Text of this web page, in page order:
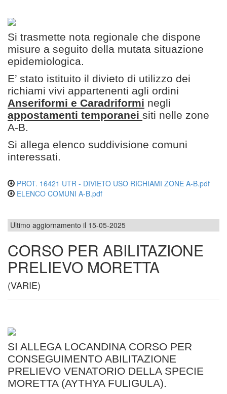
Si trasmette nota regionale che dispone
misure a seguito della mutata situazione
epidemiologica.
E’ stato istituito il divieto di utilizzo dei
richiami vivi appartenenti agli ordini
Anseriformi e Caradriformi negli
appostamenti temporanei siti nelle zone
A-B.
Si allega elenco suddivisione comuni
interessati.
PROT. 16421 UTR - DIVIETO USO RICHIAMI ZONE A-B.pdf
ELENCO COMUNI A-B.pdf
Ultimo aggiornamento il 15-05-2025
CORSO PER ABILITAZIONE
PRELIEVO MORETTA
(VARIE)
SI ALLEGA LOCANDINA CORSO PER
CONSEGUIMENTO ABILITAZIONE
PRELIEVO VENATORIO DELLA SPECIE
MORETTA (AYTHYA FULIGULA).